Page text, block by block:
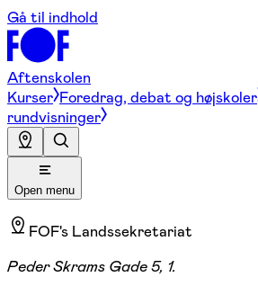
Gå til indhold
Aftenskolen
Kurser Foredrag, debat og højskoler
rundvisninger
Open menu
FOF's Landssekretariat
Peder Skrams Gade 5, 1.